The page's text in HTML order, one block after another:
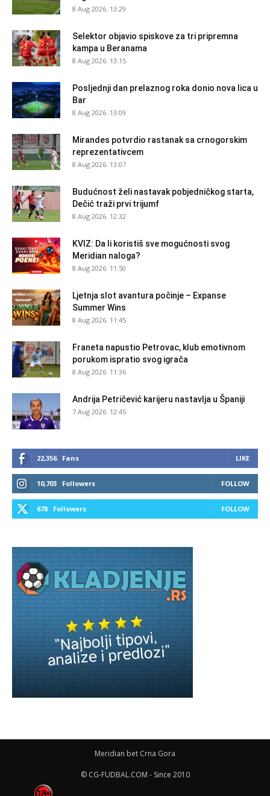
8 Aug 2026. 13:29
Selektor objavio spiskove za tri pripremna
kampa u Beranama
8 Aug 2026. 13:15
Posljednji dan prelaznog roka donio nova lica u
Bar
8 Aug 2026. 13:09
Mirandes potvrdio rastanak sa crnogorskim
reprezentativcem
8 Aug 2026. 13:07
Budućnost želi nastavak pobjedničkog starta,
Dečić traži prvi trijumf
8 Aug 2026. 12:32
KVIZ: Da li koristiš sve mogućnosti svog
Meridian naloga?
8 Aug 2026. 11:50
Ljetnja slot avantura počinje – Expanse
Summer Wins
8 Aug 2026. 11:45
Franeta napustio Petrovac, klub emotivnom
porukom ispratio svog igrača
8 Aug 2026. 11:36
Andrija Petričević karijeru nastavlja u Španiji
7 Aug 2026. 12:45
22,356 Fans LIKE
10,703 Followers FOLLOW
678 Followers FOLLOW
Meridian bet Crna Gora
© CG-FUDBAL.COM - Since 2010